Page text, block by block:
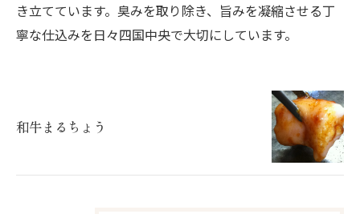
き立てています。臭みを取り除き、旨みを凝縮させる丁
寧な仕込みを日々四国中央で大切にしています。
和牛まるちょう